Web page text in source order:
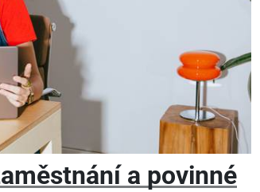
a povinné